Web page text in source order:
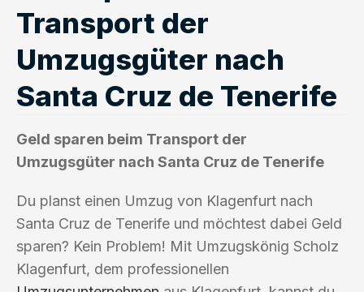
Transport der
Umzugsgüter nach
Santa Cruz de Tenerife
Geld sparen beim Transport der
Umzugsgüter nach Santa Cruz de Tenerife
Du planst einen Umzug von Klagenfurt nach
Santa Cruz de Tenerife und möchtest dabei Geld
sparen? Kein Problem! Mit Umzugskönig Scholz
Klagenfurt, dem professionellen